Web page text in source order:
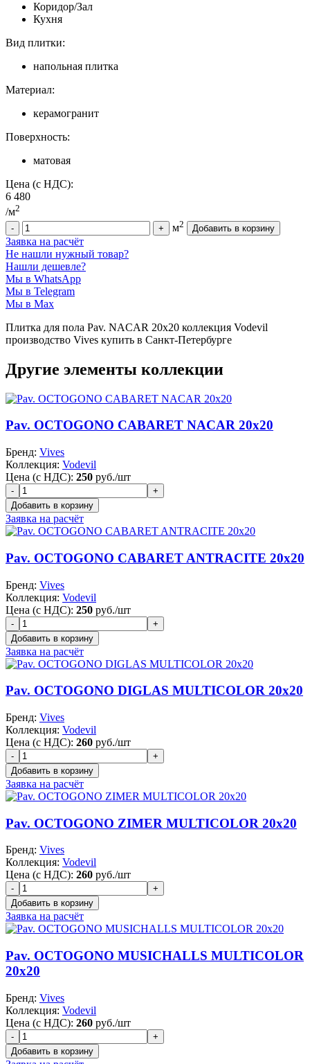
Коридор/Зал
Кухня
Вид плитки:
напольная плитка
Материал:
керамогранит
Поверхность:
матовая
Цена (с НДС):
6 480
/м2
м2
Заявка на расчёт
Не нашли нужный товар?
Нашли дешевле?
Мы в WhatsApp
Мы в Telegram
Мы в Max
Плитка для пола Pav. NACAR 20x20 коллекция Vodevil
производство Vives купить в Санкт-Петербурге
Другие элементы коллекции
Pav. OCTOGONO CABARET NACAR 20x20
Бренд: Vives
Коллекция: Vodevil
Цена (с НДС): 250 руб./шт
Заявка на расчёт
Pav. OCTOGONO CABARET ANTRACITE 20x20
Бренд: Vives
Коллекция: Vodevil
Цена (с НДС): 250 руб./шт
Заявка на расчёт
Pav. OCTOGONO DIGLAS MULTICOLOR 20x20
Бренд: Vives
Коллекция: Vodevil
Цена (с НДС): 260 руб./шт
Заявка на расчёт
Pav. OCTOGONO ZIMER MULTICOLOR 20x20
Бренд: Vives
Коллекция: Vodevil
Цена (с НДС): 260 руб./шт
Заявка на расчёт
Pav. OCTOGONO MUSICHALLS MULTICOLOR
20x20
Бренд: Vives
Коллекция: Vodevil
Цена (с НДС): 260 руб./шт